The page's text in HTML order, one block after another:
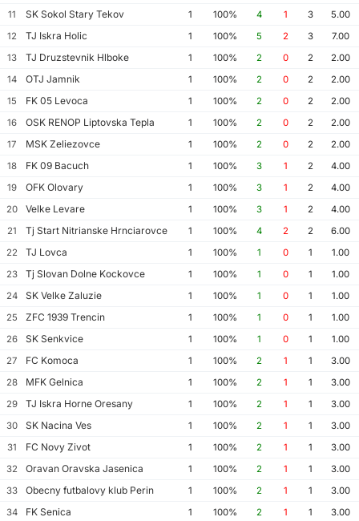
11
SK Sokol Stary Tekov 1 100% 4 1 3
5.00
12
TJ Iskra Holic 1 100% 5 2 3
7.00
13
TJ Druzstevnik Hlboke 1 100% 2 0 2
2.00
14
OTJ Jamnik 1 100% 2 0 2
2.00
15
FK 05 Levoca 1 100% 2 0 2
2.00
16
OSK RENOP Liptovska Tepla 1 100% 2 0 2
2.00
17
MSK Zeliezovce 1 100% 2 0 2
2.00
18
FK 09 Bacuch 1 100% 3 1 2
4.00
19
OFK Olovary 1 100% 3 1 2
4.00
20
Velke Levare 1 100% 3 1 2
4.00
21
Tj Start Nitrianske Hrnciarovce 1 100% 4 2 2
6.00
22
TJ Lovca 1 100% 1 0 1
1.00
23
Tj Slovan Dolne Kockovce 1 100% 1 0 1
1.00
24
SK Velke Zaluzie 1 100% 1 0 1
1.00
25
ZFC 1939 Trencin 1 100% 1 0 1
1.00
26
SK Senkvice 1 100% 1 0 1
1.00
27
FC Komoca 1 100% 2 1 1
3.00
28
MFK Gelnica 1 100% 2 1 1
3.00
29
TJ Iskra Horne Oresany 1 100% 2 1 1
3.00
30
SK Nacina Ves 1 100% 2 1 1
3.00
31
FC Novy Zivot 1 100% 2 1 1
3.00
32
Oravan Oravska Jasenica 1 100% 2 1 1
3.00
33
Obecny futbalovy klub Perin 1 100% 2 1 1
3.00
34
FK Senica 1 100% 2 1 1
3.00